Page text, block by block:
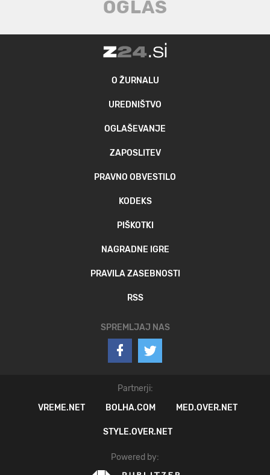
O ŽURNALU
UREDNIŠTVO
OGLAŠEVANJE
ZAPOSLITEV
PRAVNO OBVESTILO
KODEKS
PIŠKOTKI
NAGRADNE IGRE
PRAVILA ZASEBNOSTI
RSS
SPREMLJAJ NAS
Partnerji:
VREME.NET
BOLHA.COM MED.OVER.NET
STYLE.OVER.NET
Powered by: